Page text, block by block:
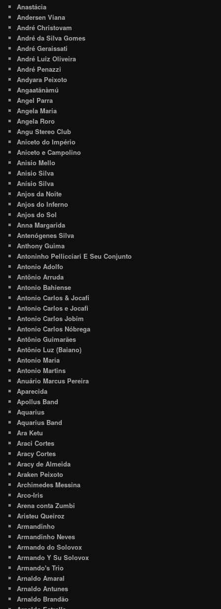
Anastácia
Andersen Viana
André Christovam
André da Silva Gomes
André Geraissati
André Luiz Oliveira
André Penazzi
Andyara Peixoto
Angaatãnàmú
Angel Parra
Angela Maria
Angela Roro
Angu Stereo Club
Aniceto do Império
Aniceto e Campolino
Anisio Mello
Anisio Silva
Anísio Silva
Anjos da Noite
Anjos do Inferno
Anjos do Sol
Anna Margarida
Antenógenes Silva
Anthony Guima
Antoninho Pellicciari E Seu Conjunto
Antonio Adolfo
Antônio Arruda
Antonio Bahiense
Antonio Carlos & Jocafi
Antonio Carlos e Jocafi
Antonio Carlos Jobim
Antonio Carlos Nóbrega
Antônio Guimarães
Antônio Luz (Baiano)
Antonio Maria
Antonio Martins
Anuário Marcus Pereira
Aparecida
Apollus Band
Aquarius
Aquarius Band
Ara Ketu
Araci Cortes
Aracy Cortes
Aracy de Almeida
Araken Peixoto
Archimedes Messina
Arco-Iris
Arena conta Zumbi
Aristeu Queiroz
Armandinho
Armandinho Neves
Armando do Solovox
Armando Y Su Solovox
Armando's Trio
Arnaldo Amaral
Arnaldo Antunes
Arnaldo Brandão